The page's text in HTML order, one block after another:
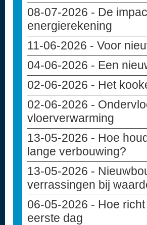
08-07-2026 - De
energierekening
11-06-2026 - Voor
04-06-2026 - Een
02-06-2026 - Het
02-06-2026 -
vloerverwarming
13-05-2026 - Hoe
lange verbouwing?
13-05-2026 -
verrassingen bij
06-05-2026 - Hoe
eerste dag